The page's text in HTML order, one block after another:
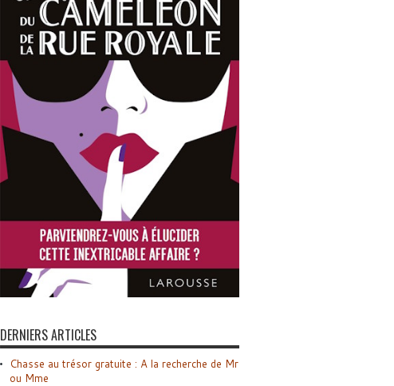
DERNIERS ARTICLES
Chasse au trésor gratuite : A la recherche de Mr
ou Mme